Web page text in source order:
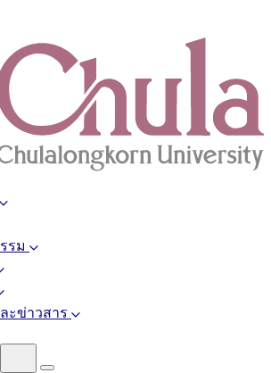
รม
ะข่าวสาร